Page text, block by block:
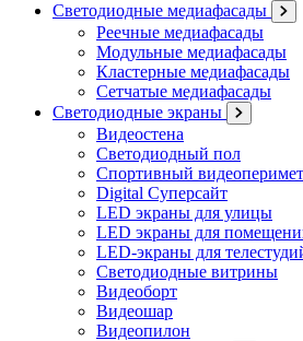
Светодиодные медиафасады
Реечные медиафасады
Модульные медиафасады
Кластерные медиафасады
Сетчатые медиафасады
Светодиодные экраны
Видеостена
Светодиодный пол
Спортивный
Digital Суперсайт
LED экраны для улицы
LED экраны для
LED-экраны для
Светодиодные витрины
Видеоборт
Видеошар
Видеопилон